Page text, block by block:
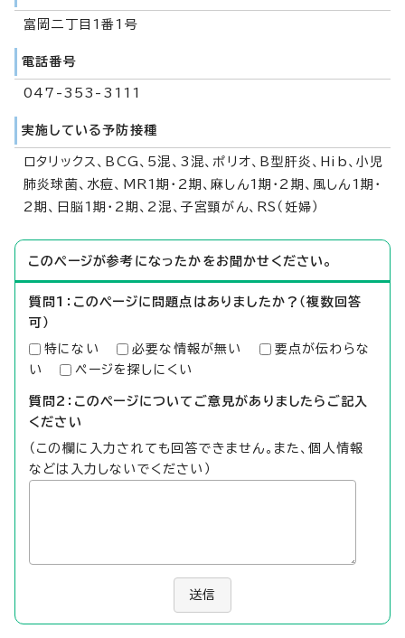
富岡二丁目1番1号
電話番号
047-353-3111
実施している予防接種
ロタリックス、BCG、5混、3混、ポリオ、B型肝炎、Hib、小児
肺炎球菌、水痘、MR1期・2期、麻しん1期・2期、風しん1期・
2期、日脳1期・2期、2混、子宮頸がん、RS（妊婦）
このページが参考になったかをお聞かせください。
質問1：このページに問題点はありましたか？（複数回答
可）
特にない 必要な情報が無い
要点が伝わらな
い
ページを探しにくい
質問2：このページについてご意見がありましたらご記入
ください
（この欄に入力されても回答できません。また、個人情報
などは入力しないでください）
送信